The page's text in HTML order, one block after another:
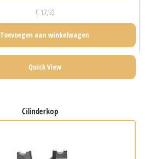
€17,50
Toevoegen aan winkelwagen
Quick View
cilinderkop